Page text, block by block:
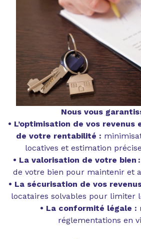
Nous vous
• L’optimisation de vos
de votre rentabilité :
locatives et estimation
• La valorisation de votre bien :
de votre bien pour maintenir et
• La sécurisation de vos
locataires solvables pour limiter
• La conformité légale :
réglementations en